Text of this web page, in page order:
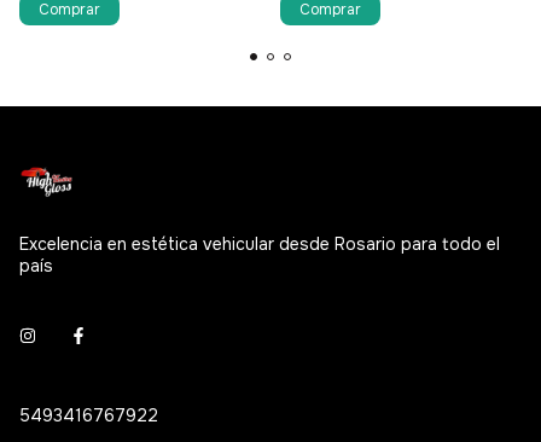
Excelencia en estética vehicular desde Rosario para todo el
país
5493416767922